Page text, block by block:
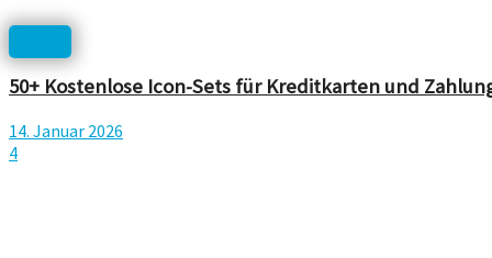
50+ Kostenlose Icon-Sets für Kreditkarten und
14. Januar 2026
4